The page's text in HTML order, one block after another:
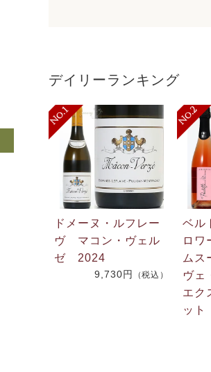
デイリーランキング
ドメーヌ・ルフレー
ヴ マコン・ヴェル
ゼ 2024
9,730円 （税込）
ベル
ロワ
ム
ヴェ
エク
ッ